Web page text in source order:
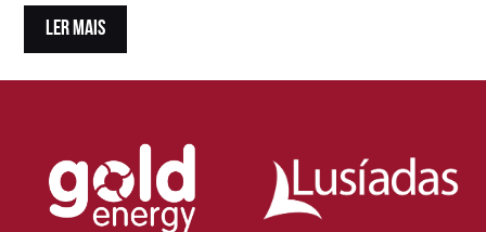
LER MAIS